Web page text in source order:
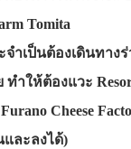
Tomita
ำเป็นต้องเดินทาง
ำให้ต้องแวะ
Cheese
ละลงได้)